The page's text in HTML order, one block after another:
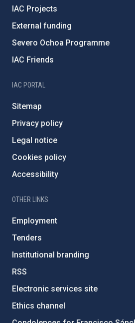
IAC Projects
External funding
Severo Ochoa Programme
IAC Friends
IAC PORTAL
Sitemap
Privacy policy
Legal notice
Cookies policy
Accessibility
OTHER LINKS
Employment
Tenders
Institutional branding
RSS
Electronic services site
Ethics channel